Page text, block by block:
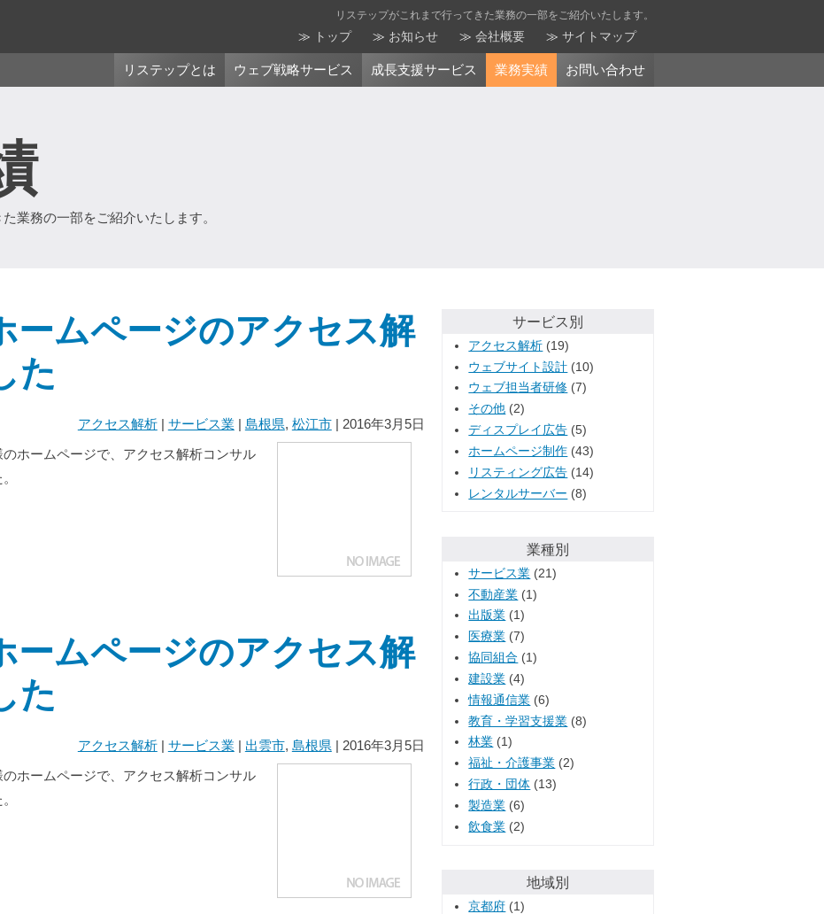
リステップがこれまで行ってきた業務の一部をご紹介いたします。
トップ お知らせ 会社概要 サイトマップ
リステップとは ウェブ戦略サービス 成長支援サービス 業務実績 お問い合わせ
業務の一部をご紹介いたします。
ームページのアクセス解
た
アクセス解析| サービス業 | 島根県, 松江市| 2016年3月5日
ホームページで、アクセス解析コンサル
ームページのアクセス解
た
アクセス解析| サービス業 | 出雲市, 島根県 | 2016年3月5日
ホームページで、アクセス解析コンサル
サービス別
アクセス解析 (19)
ウェブサイト設計 (10)
ウェブ担当者研修 (7)
その他 (2)
ディスプレイ広告 (5)
ホームページ制作 (43)
リスティング広告 (14)
レンタルサーバー (8)
業種別
サービス業 (21)
不動産業 (1)
出版業 (1)
医療業 (7)
協同組合 (1)
建設業 (4)
情報通信業 (6)
教育・学習支援業 (8)
林業 (1)
福祉・介護事業 (2)
行政・団体 (13)
製造業 (6)
飲食業 (2)
地域別
京都府 (1)